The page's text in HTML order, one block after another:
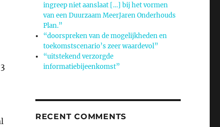
ingreep niet aanslaat […] bij het vormen
van een Duurzaam MeerJaren Onderhouds
Plan.”
“doorspreken van de mogelijkheden en
toekomstscenario’s zeer waardevol”
“uitstekend verzorgde
informatiebijeenkomst”
RECENT COMMENTS